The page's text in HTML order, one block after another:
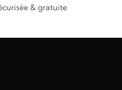
& gratuite